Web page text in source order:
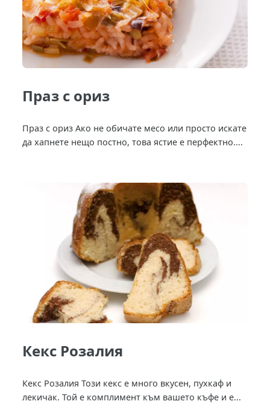
Праз с ориз
Праз с ориз Ако не обичате месо или просто искате
да хапнете нещо постно, това ястие е перфектно....
Кекс Розалия
Кекс Розалия Този кекс е много вкусен, пухкаф и
лекичак. Той е комплимент към вашето къфе и е...